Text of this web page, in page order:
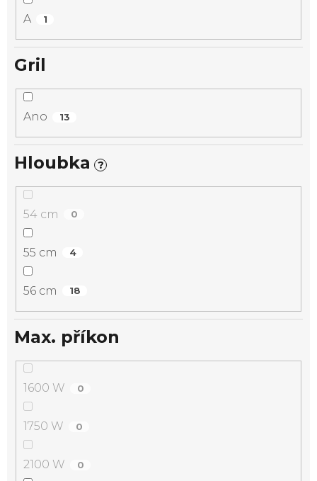
A 1
Gril
Ano 13
Hloubka ?
54 cm 0
55 cm 4
56 cm 18
Max. příkon
1600 W 0
1750 W 0
2100 W 0